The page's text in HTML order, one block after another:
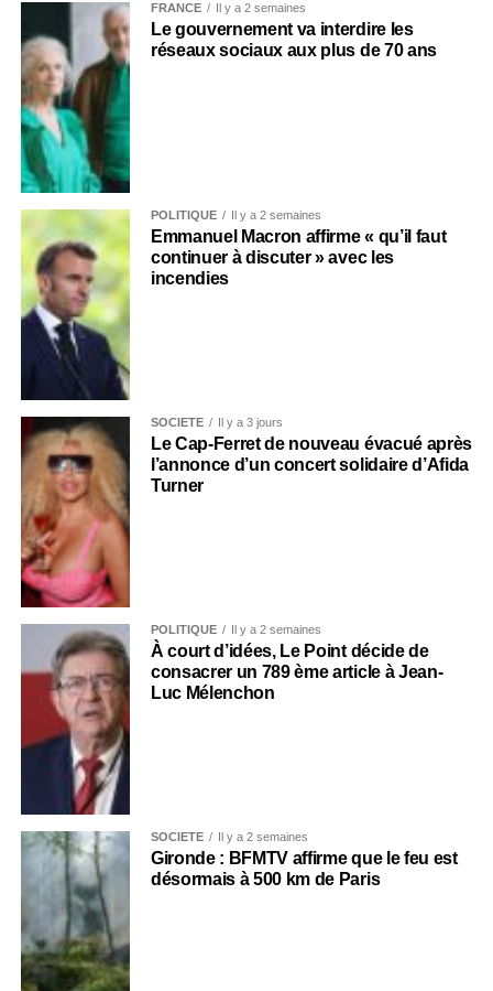
FRANCE Il y a 2 semaines
Le gouvernement va interdire les
réseaux sociaux aux plus de 70 ans
POLITIQUE Il y a 2 semaines
Emmanuel Macron affirme « qu’il faut
continuer à discuter » avec les
incendies
SOCIÉTÉ Il y a 3 jours
Le Cap-Ferret de nouveau évacué après
l’annonce d’un concert solidaire d’Afida
Turner
POLITIQUE Il y a 2 semaines
À court d’idées, Le Point décide de
consacrer un 789 ème article à Jean-
Luc Mélenchon
SOCIÉTÉ Il y a 2 semaines
Gironde : BFMTV affirme que le feu est
désormais à 500 km de Paris